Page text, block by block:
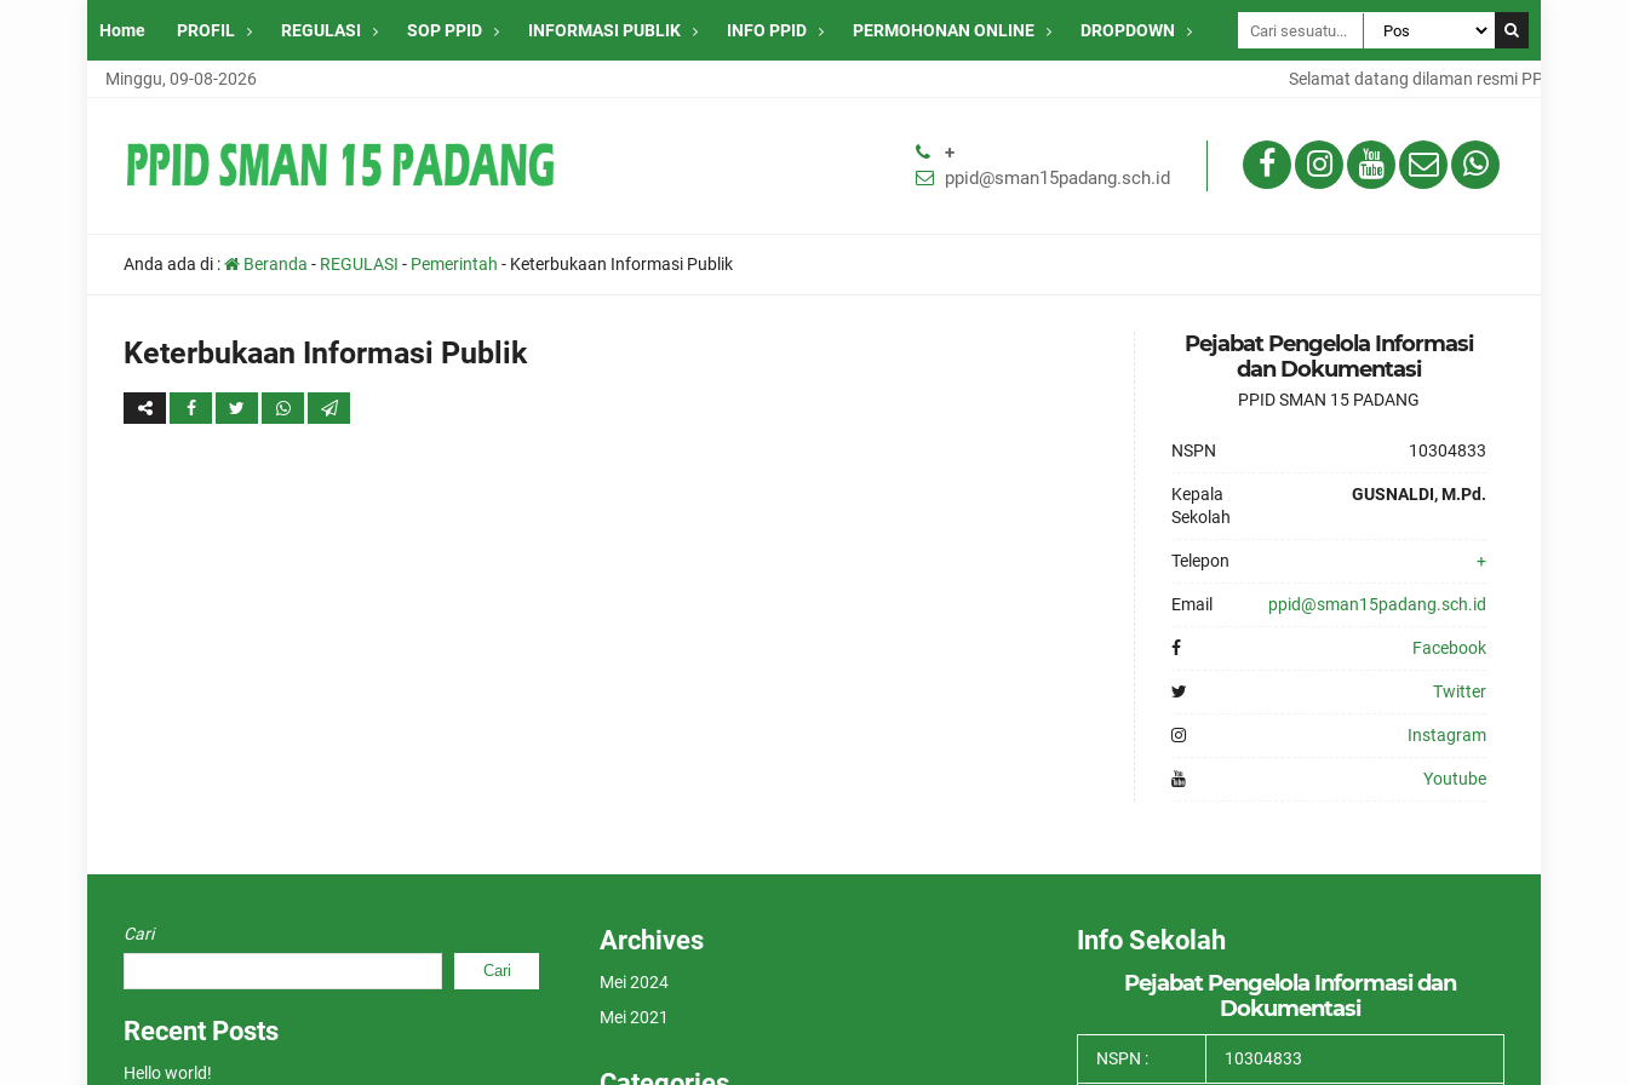
Home PROFIL REGULASI SOP PPID INFORMASI PUBLIK INFO PPID PERMOHONAN ONLINE DROPDOWN
Minggu, 09-08-2026 Selamat datang dilaman resmi PPID SMAN 15
+
ppid@sman15padang.sch.id
Anda ada di : Beranda - REGULASI - Pemerintah - Keterbukaan Informasi Publik
Keterbukaan Informasi Publik
Pejabat Pengelola Informasi
dan Dokumentasi
PPID SMAN 15 PADANG
NSPN 10304833
Kepala
Sekolah
GUSNALDI, M.Pd.
Telepon +
Email ppid@sman15padang.sch.id
Facebook
Twitter
Instagram
Youtube
Cari
Cari
Recent Posts
Hello world!
Archives
Mei 2024
Mei 2021
Info Sekolah
Pejabat Pengelola Informasi dan
Dokumentasi
NSPN : 10304833